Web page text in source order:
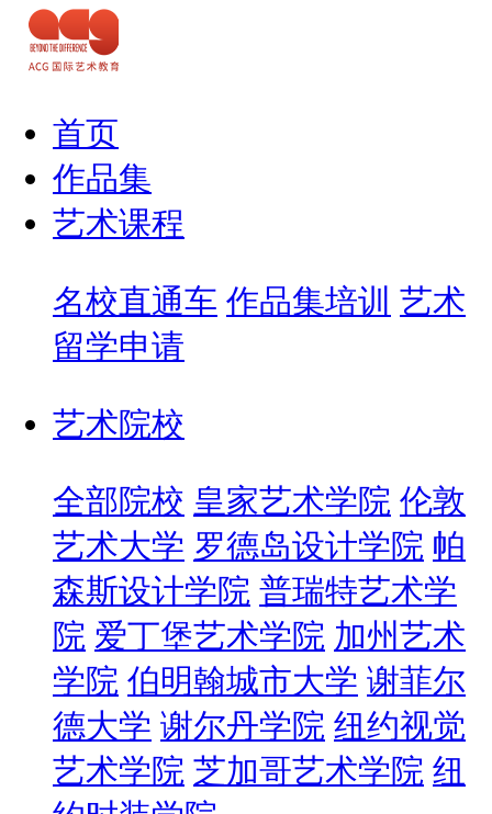
首页
作品集
艺术课程
名校直通车 作品集培训 艺术
留学申请
艺术院校
全部院校 皇家艺术学院 伦敦
艺术大学 罗德岛设计学院 帕
森斯设计学院 普瑞特艺术学
院 爱丁堡艺术学院 加州艺术
学院 伯明翰城市大学 谢菲尔
德大学 谢尔丹学院 纽约视觉
艺术学院 芝加哥艺术学院 纽